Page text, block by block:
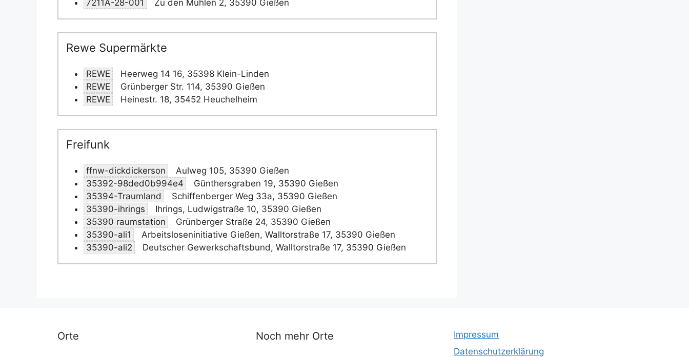
7211A-28-001
Zu den Mühlen 2, 35390 Gießen
Rewe Supermärkte
REWE
Heerweg 14 16, 35398 Klein-Linden
REWE
Grünberger Str. 114, 35390 Gießen
REWE
Heinestr. 18, 35452 Heuchelheim
Freifunk
ffnw-dickdickerson
Aulweg 105, 35390 Gießen
35392-98ded0b994e4
Günthersgraben 19, 35390 Gießen
35394-Traumland
Schiffenberger Weg 33a, 35390 Gießen
35390-ihrings
Ihrings, Ludwigstraße 10, 35390 Gießen
35390 raumstation
Grünberger Straße 24, 35390 Gießen
35390-ali1
Arbeitsloseninitiative Gießen, Walltorstraße 17, 35390 Gießen
35390-ali2
Deutscher Gewerkschaftsbund, Walltorstraße 17, 35390 Gießen
Orte Noch mehr Orte
Impressum
Datenschutzerklärung